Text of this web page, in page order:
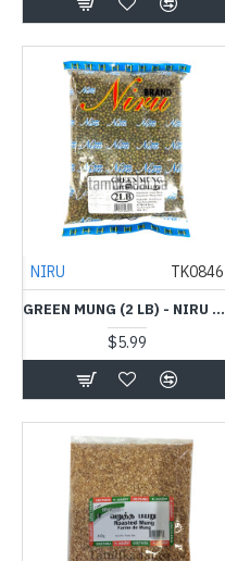
NIRU TK0846
GREEN MUNG (2 LB) - NIRU BRAND - பச்சை பயறு
$5.99